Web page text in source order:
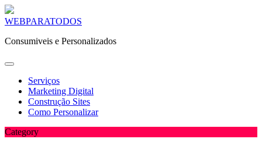
Skip
content
WEBPARATODOS
Consumiveis e Personalizados
Serviços
Marketing Digital
Construção Sites
Como Personalizar
Category